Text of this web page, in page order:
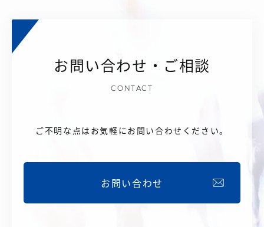
お問い合わせ・ご相談
CONTACT
ご不明な点はお気軽にお問い合わせください。
お問い合わせ